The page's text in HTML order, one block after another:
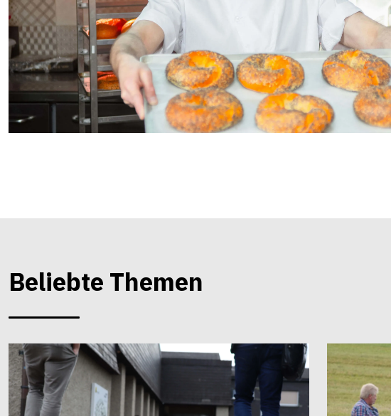
Beliebte Themen